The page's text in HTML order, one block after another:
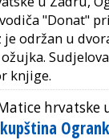
"Donat"
je održan u
knjige.
hrvatske